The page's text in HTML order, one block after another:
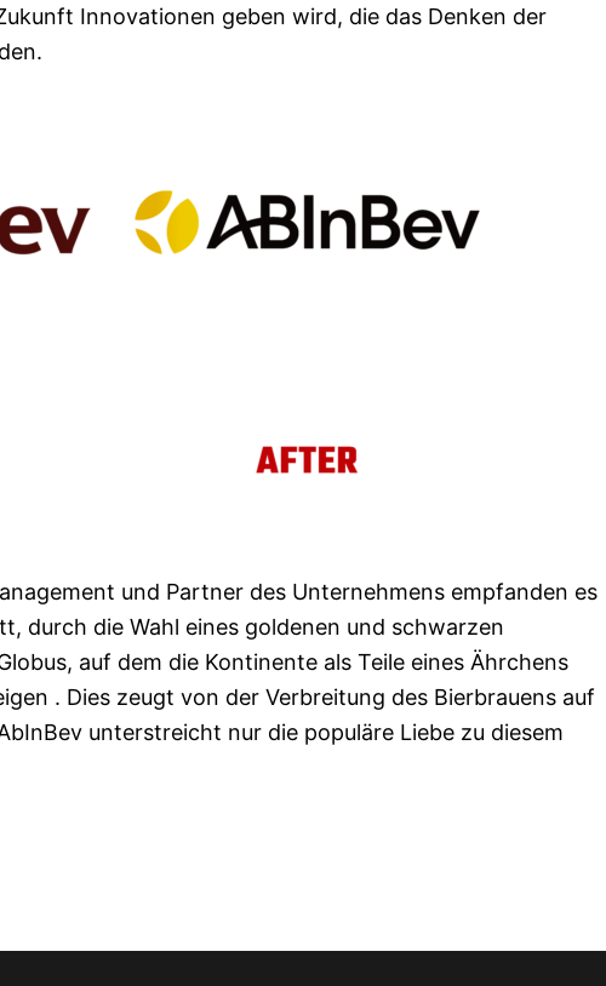
Innovationen geben wird, die das Denken der
und Partner des Unternehmens empfanden es
durch die Wahl eines goldenen und schwarzen
auf dem die Kontinente als Teile eines Ährchens
. Dies zeugt von der Verbreitung des Bierbrauens auf
unterstreicht nur die populäre Liebe zu diesem